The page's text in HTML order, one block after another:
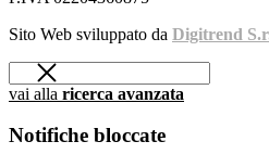
Sito Web sviluppato da Digitrend
vai alla ricerca avanzata
Notifiche bloccate